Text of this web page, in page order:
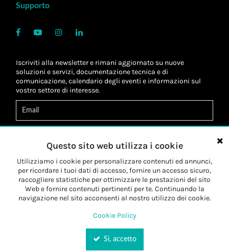
Supporto
Iscriviti alla newsletter e rimani aggiornato su nuove
soluzioni e servizi, documentazione tecnica e di
comunicazione, calendario degli eventi e informazioni sul
vostro settore di interesse.
Letta l'informativa, autorizzo altrattamento dei miei dati
personali*
Letta l'informativa, autorizzo al trattamento dei miei dati
personali a fini dimarketing*
Iscriviti
Questo sito web utilizza i cookie
Utilizziamo i cookie per personalizzare contenuti ed annunci,
per ricordare i tuoi dati di accesso, fornire un accesso sicuro,
raccogliere statistiche per ottimizzare le prestazioni del sito
Web e fornire contenuti pertinenti per te. Continuando la
navigazione nel sito acconsenti al nostro utilizzo dei cookie.
Cookie Policy
Sì, accetto